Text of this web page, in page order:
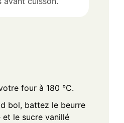
four à 180 °C.
bol, battez le beurre
et le sucre vanillé